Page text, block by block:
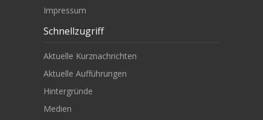
Impressum
Schnellzugriff
Aktuelle Kurznachrichten
Aktuelle Aufführungen
Hintergründe
Medien